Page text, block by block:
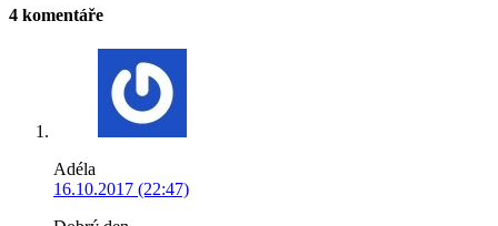
4 komentáře
Adéla
16.10.2017 (22:47)